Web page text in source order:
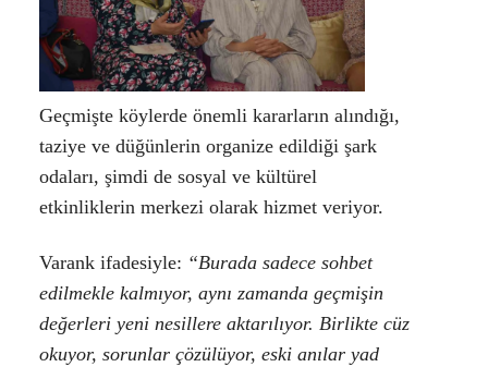
Geçmişte köylerde önemli kararların alındığı,
taziye ve düğünlerin organize edildiği şark
odaları, şimdi de sosyal ve kültürel
etkinliklerin merkezi olarak hizmet veriyor.
Varank ifadesiyle: “Burada sadece sohbet
edilmekle kalmıyor, aynı zamanda geçmişin
değerleri yeni nesillere aktarılıyor. Birlikte cüz
okuyor, sorunlar çözülüyor, eski anılar yad